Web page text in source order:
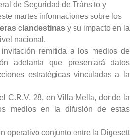
de Seguridad de Tránsito y
martes informaciones sobre los
clandestinas y su impacto en la
nacional.
remitida a los medios de
adelanta que presentará datos
estratégicas vinculadas a la
C.R.V. 28, en Villa Mella, donde la
medios en la difusión de estas
operativo conjunto entre la Digesett